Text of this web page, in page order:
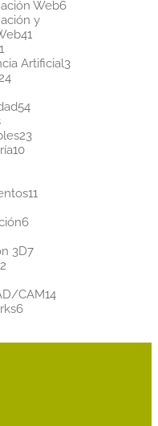
productos
Web66
y
4141
21
productos
Artificial33
124
5454
2323
1010
1111
66
3D77
22
CAM1414
66